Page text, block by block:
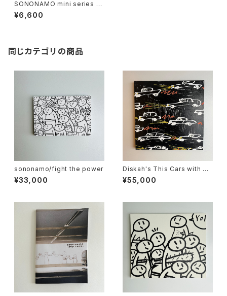
SONONAMO mini series S/
N version
¥6,600
同じカテゴリの商品
sononamo/fight the power
¥33,000
Diskah's This Cars with So
nonamo
¥55,000